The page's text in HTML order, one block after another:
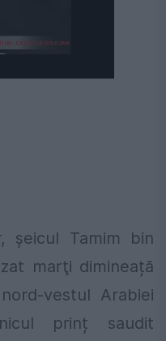
șeicul Tamim bin
marţi dimineață
vestul Arabiei
prinț saudit